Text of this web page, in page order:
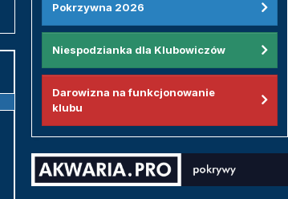
Pokrzywna 2026
Niespodzianka dla Klubowiczów
Darowizna na funkcjonowanie
klubu